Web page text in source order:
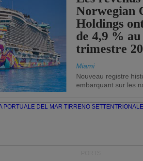
Norwegian
Holdings
de 4,9 %
trimestre
Miami
Nouveau registre
embarquant sur les